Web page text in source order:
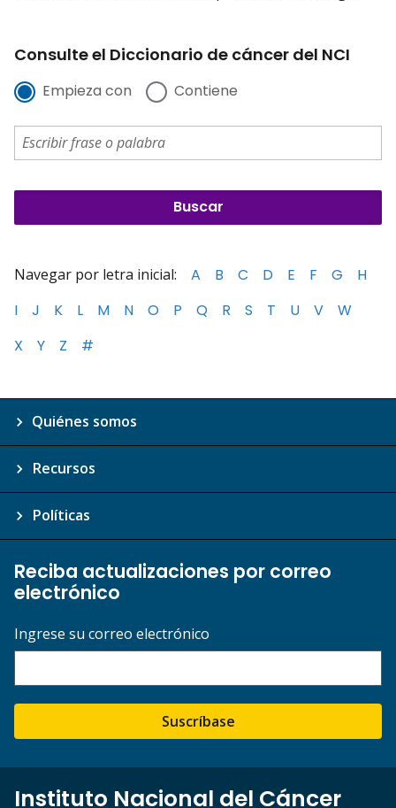
Consulte el Diccionario de cáncer del NCI
Empieza con Contiene
Navegar por letra inicial: A B C D E F G
H
I
J K L M N O P Q R S T U V
W
X
Y Z #
Quiénes somos
Recursos
Políticas
Reciba actualizaciones por correo
electrónico
Ingrese su correo electrónico
Suscríbase
Instituto Nacional del Cáncer